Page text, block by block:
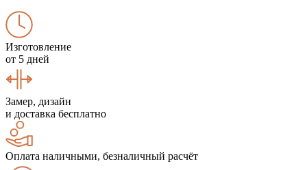
Изготовление
от 5 дней
Замер, дизайн
и доставка бесплатно
Оплата наличными, безналичный расчёт